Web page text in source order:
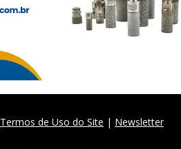
Termos de Uso do Site | Newsletter